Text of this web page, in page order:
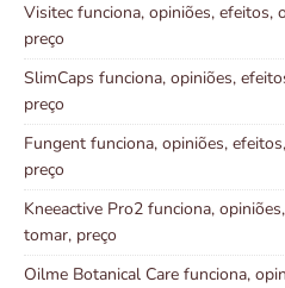
Visitec funciona, opiniões, efeitos,
preço
SlimCaps funciona, opiniões,
preço
Fungent funciona, opiniões,
preço
Kneeactive Pro2 funciona,
tomar, preço
Oilme Botanical Care funciona,